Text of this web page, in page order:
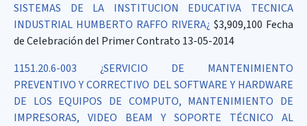
SISTEMAS DE LA INSTITUCION EDUCATIVA TECNICA
INDUSTRIAL HUMBERTO RAFFO RIVERA¿ $3,909,100 Fecha
de Celebración del Primer Contrato 13-05-2014
1151.20.6-003 ¿SERVICIO DE MANTENIMIENTO
PREVENTIVO Y CORRECTIVO DEL SOFTWARE Y HARDWARE
DE LOS EQUIPOS DE COMPUTO, MANTENIMIENTO DE
IMPRESORAS, VIDEO BEAM Y SOPORTE TÉCNICO AL